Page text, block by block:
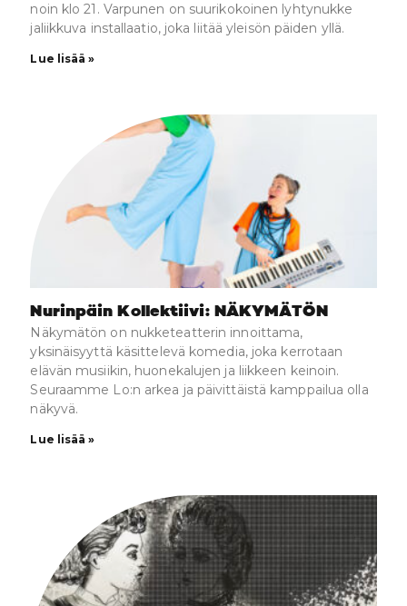
noin klo 21. Varpunen on suurikokoinen lyhtynukke
jaliikkuva installaatio, joka liitää yleisön päiden yllä.
Lue lisää »
Nurinpäin Kollektiivi: NÄKYMÄTÖN
Näkymätön on nukketeatterin innoittama,
yksinäisyyttä käsittelevä komedia, joka kerrotaan
elävän musiikin, huonekalujen ja liikkeen keinoin.
Seuraamme Lo:n arkea ja päivittäistä kamppailua olla
näkyvä.
Lue lisää »